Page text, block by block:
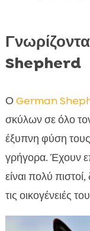
 FAQ
Shepherd
Ο German
σκύλων σε όλο
έξυπνη φύση τους
γρήγορα. Έχουν
είναι πολύ
τις οικογένειές